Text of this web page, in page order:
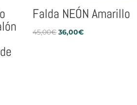
Falda NEÓN Amarillo
45,00€ El
36,00€El